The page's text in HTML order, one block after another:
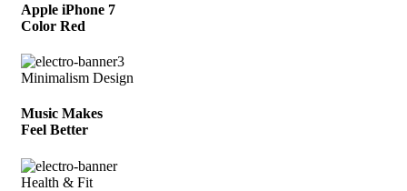
Apple iPhone 7
Color Red
Minimalism Design
Music Makes
Feel Better
Health & Fit